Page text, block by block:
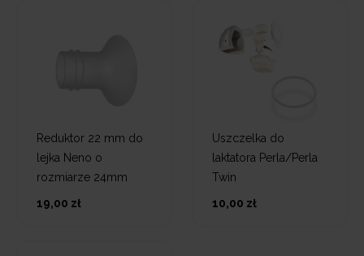
Reduktor 22 mm do
lejka Neno o
rozmiarze 24mm
19,00 zł
Uszczelka do
laktatora Perla/Perla
Twin
10,00 zł